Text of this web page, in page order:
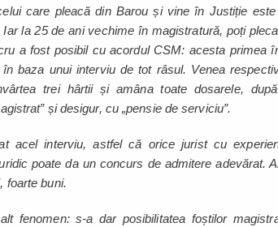
care pleacă din Barou și vine în Justiție
la 25 de ani vechime în magistratură, poți
a fost posibil cu acordul CSM: acesta primea
baza unui interviu de tot râsul. Venea
trei hârtii și amâna toate dosarele,
și desigur, cu „pensie de serviciu”.
acel interviu, astfel că orice jurist cu
poate da un concurs de admitere adevărat.
foarte buni.
fenomen: s-a dar posibilitatea foștilor